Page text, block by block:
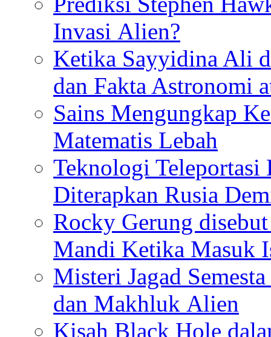
Invasi Alien?
Ketika Sayyidina Ali
dan Fakta Astronomi
Sains Mengungkap
Matematis Lebah
Teknologi Teleportasi
Diterapkan Rusia
Rocky Gerung
Mandi Ketika Masuk
Misteri Jagad
dan Makhluk Alien
Kisah Black Hole